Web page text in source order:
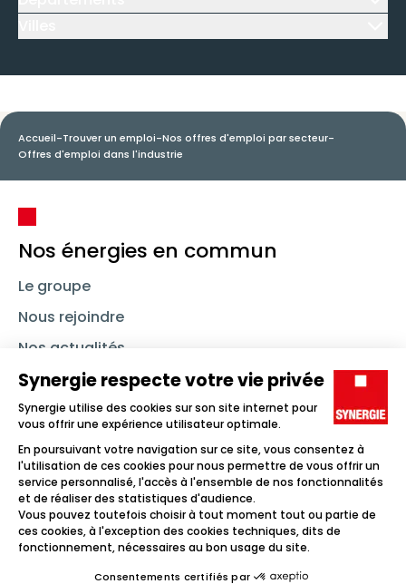
Accueil-Trouver un emploi-Nos offres d'emploi par secteur-
Offres d'emploi dans l'industrie
Nos énergies en commun
Le groupe
Nous rejoindre
Nos actualités
Nous contacter
Linkedin SynergieInstagramTikTok Youtube
Trouver un emploi
Icône d'illustration
Candidats
Icône d'illustration
Icône d'illustration